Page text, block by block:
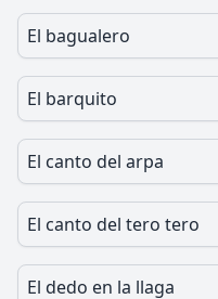
El bagualero
El barquito
El canto del arpa
El canto del tero tero
El dedo en la llaga